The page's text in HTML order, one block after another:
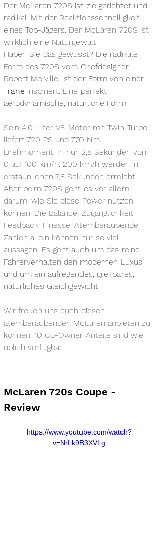
Der McLaren 720S ist zielgerichtet und
radikal. Mit der Reaktionsschnelligkeit
eines Top-Jägers. Der McLaren 720S ist
wirklich eine Naturgewalt.
Haben Sie das gewusst? Die radikale
Form des 720S vom Chefdesigner
Robert Melville, ist der Form von einer
Träne inspiriert. Eine perfekt
aerodynamische, natürliche Form.
Sein 4,0-Liter-V8-Motor mit Twin-Turbo
liefert 720 PS und 770 Nm
Drehmoment. In nur 2,8 Sekunden von
0 auf 100 km/h. 200 km/h werden in
erstaunlichen 7,8 Sekunden erreicht.
Aber beim 720S geht es vor allem
darum, wie Sie diese Power nutzen
können. Die Balance. Zugänglichkeit.
Feedback. Finesse. Atemberaubende
Zahlen allein können nur so viel
aussagen. Es geht auch um das reine
Fahrerverhalten den modernen Luxus
und um ein aufregendes, greifbares,
natürliches Gleichgewicht.
Wir freuen uns euch diesen
atemberaubenden McLaren anbieten zu
können. 10 Co-Owner Anteile sind wie
üblich verfügbar.
McLaren 720s Coupe -
Review
https://www.youtube.com/watch?
v=NrLk9B3XVLg